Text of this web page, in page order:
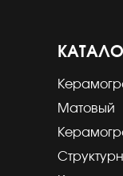
Матовый